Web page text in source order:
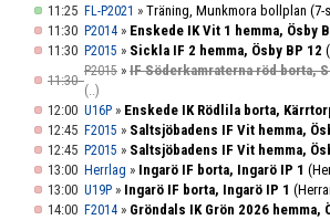
11:25 FL-P2021 » Träning, Munkmora bollplan (7-
11:30 P2014 » Enskede IK Vit 1 hemma, Ösby
11:30 P2015 » Sickla IF 2 hemma, Ösby BP 12
11:30
P2015 » IF Söderkamraterna röd borta,
(..)
12:00 U16P » Enskede IK Rödlila borta,
12:45 F2015 » Saltsjöbadens IF Vit hemma,
12:45 P2015 » Saltsjöbadens IF Vit hemma,
13:00 Herrlag » Ingarö IF borta, Ingarö IP 1
13:00 U19P » Ingarö IF borta, Ingarö IP 1
14:00 F2014 » Gröndals IK Grön 2026 hemma,